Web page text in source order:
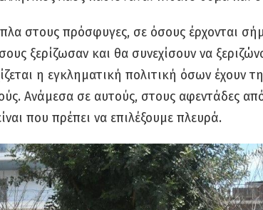
στους πρόσφυγες, σε όσους έρχονται
ξερίζωσαν και θα συνεχίσουν να
η εγκληματική πολιτική όσων έχουν
Ανάμεσα σε αυτούς, στους αφεντάδες
που πρέπει να επιλέξουμε πλευρά.